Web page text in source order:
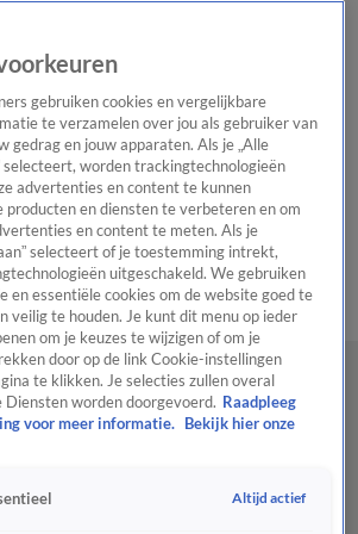
Regionieuws Het beste van Hart
Tip de
WeerTip de redactiePanelVideo's
gebruiken cookies en vergelijkbare
te verzamelen over jou als gebruiker van
gedrag en jouw apparaten. Als je „Alle
selecteert, worden trackingtechnologieën
advertenties en content te kunnen
producten en diensten te verbeteren en om
en content te meten. Als je
selecteert of je toestemming intrekt,
uitgeschakeld. We gebruiken
en essentiële cookies om de website goed te
veilig te houden. Je kunt dit menu op ieder
om je keuzes te wijzigen of om je
door op de link Cookie-instellingen
te klikken. Je selecties zullen overal
Diensten worden doorgevoerd. Raadpleeg
voor meer informatie.
Bekijk hier onze
Altijd actief